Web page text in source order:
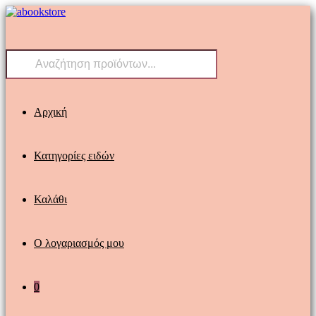
Skip
Products
Αρχική
Κατηγορίες ειδών
Καλάθι
Ο λογαριασμός μου
0